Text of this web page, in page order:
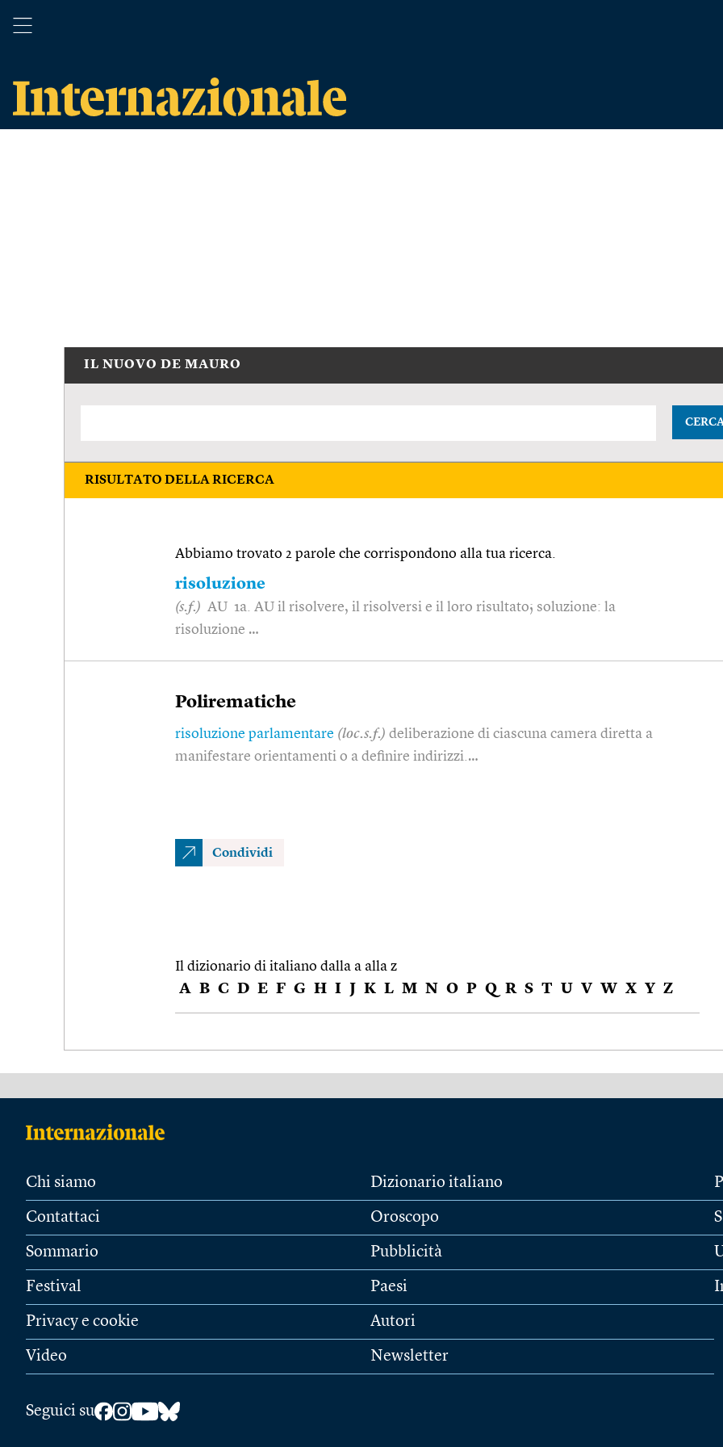
IL NUOVO DE MAURO
CERCA
RISULTATO DELLA RICERCA
Abbiamo trovato 2 parole che corrispondono alla tua ricerca.
risoluzione
(s.f.) AU 1a. AU il risolvere, il risolversi e il loro risultato; soluzione: la
risoluzione …
Polirematiche
risoluzione parlamentare (loc.s.f.) deliberazione di ciascuna camera diretta a
manifestare orientamenti o a definire indirizzi.…
Condividi
Il dizionario di italiano dalla a alla z
A B C D E F G H I J K L M N O P Q R S T U V W X Y Z
Chi siamo
Contattaci
Sommario
Festival
Privacy e cookie
Video
Dizionario italiano
Oroscopo
Pubblicità
Paesi
Autori
Newsletter
Seguici su